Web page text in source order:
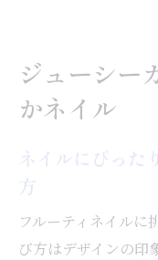
ジューシー
かネイル
ネイルにぴった
方
フルーティネイルに
び方はデザインの印